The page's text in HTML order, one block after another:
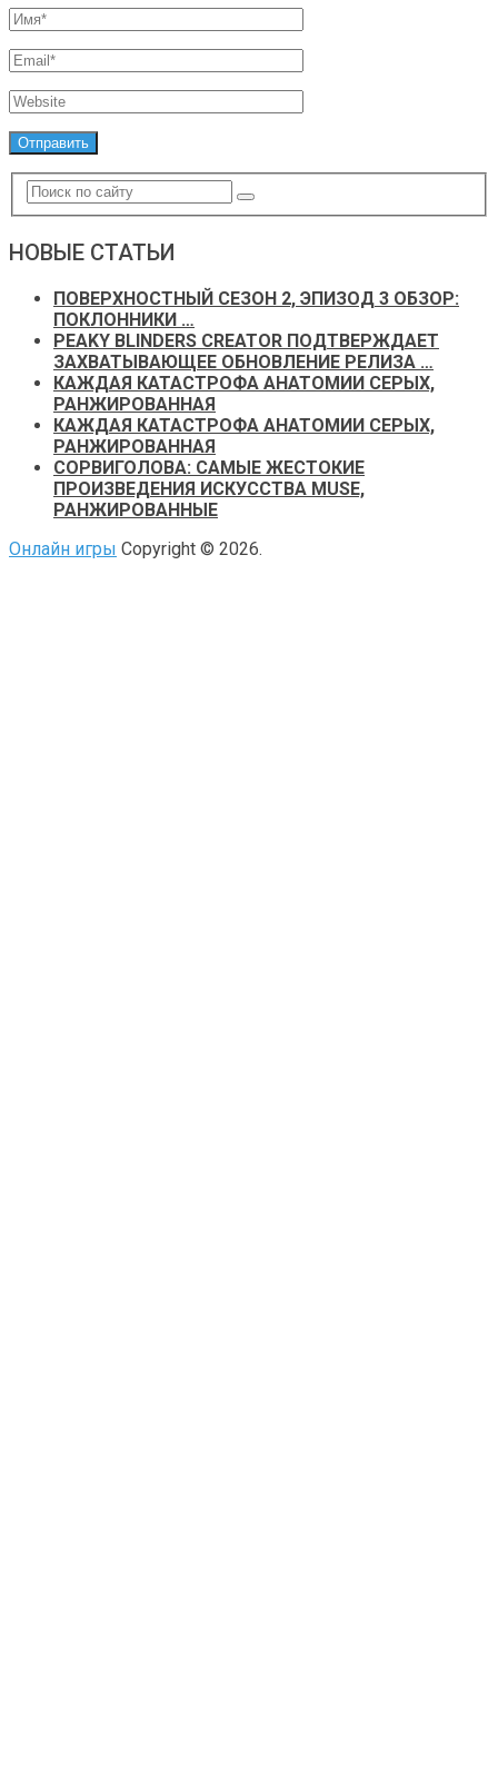
НОВЫЕ СТАТЬИ
ПОВЕРХНОСТНЫЙ СЕЗОН 2, ЭПИЗОД 3 ОБЗОР:
ПОКЛОННИКИ …
PEAKY BLINDERS CREATOR ПОДТВЕРЖДАЕТ
ЗАХВАТЫВАЮЩЕЕ ОБНОВЛЕНИЕ РЕЛИЗА …
КАЖДАЯ КАТАСТРОФА АНАТОМИИ СЕРЫХ,
РАНЖИРОВАННАЯ
КАЖДАЯ КАТАСТРОФА АНАТОМИИ СЕРЫХ,
РАНЖИРОВАННАЯ
СОРВИГОЛОВА: САМЫЕ ЖЕСТОКИЕ
ПРОИЗВЕДЕНИЯ ИСКУССТВА MUSE,
РАНЖИРОВАННЫЕ
Онлайн игры Copyright © 2026.